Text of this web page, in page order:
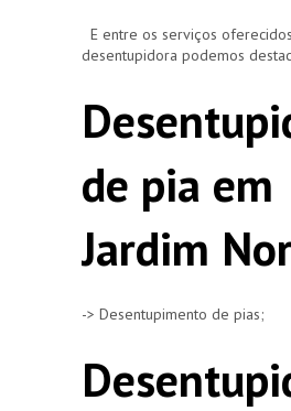
E entre os serviços
desentupidora podemos
de pia em
Jardim
-> Desentupimento de pias;